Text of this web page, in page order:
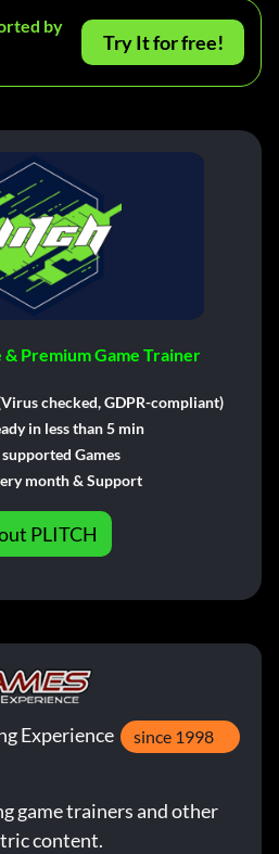
by
Try It for free!
& Premium Game Trainer
checked, GDPR-compliant)
in less than 5 min
Games
month & Support
PLITCH
Experience since 1998
game trainers and other
content.